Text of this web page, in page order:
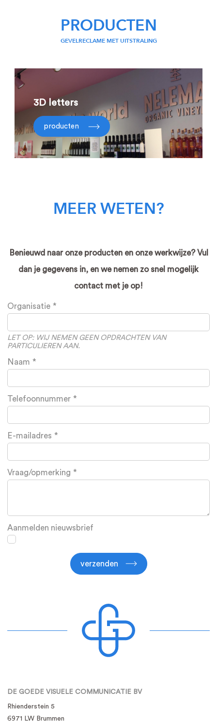
PRODUCTEN
GEVELRECLAME MET UITSTRALING
3D letters
producten
MEER WETEN?
Benieuwd naar onze producten en onze werkwijze? Vul
dan je gegevens in, en we nemen zo snel mogelijk
contact met je op!
Leave
this
blank
Organisatie
LET OP: WIJ NEMEN GEEN OPDRACHTEN VAN
PARTICULIEREN AAN.
Naam
Telefoonnummer
E-mailadres
Vraag/opmerking
Aanmelden nieuwsbrief
verzenden
DE GOEDE VISUELE COMMUNICATIE BV
Rhienderstein 5
6971 LW Brummen